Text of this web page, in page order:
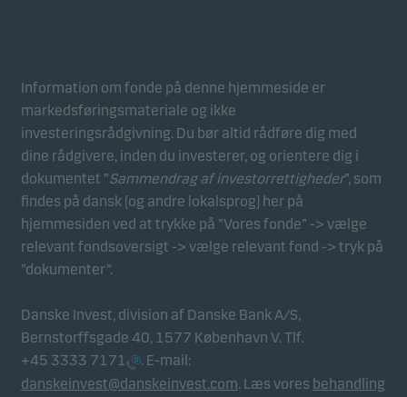
Information om fonde på denne hjemmeside er
markedsføringsmateriale og ikke
investeringsrådgivning. Du bør altid rådføre dig med
dine rådgivere, inden du investerer, og orientere dig i
dokumentet ”Sammendrag af investorrettigheder”, som
findes på dansk (og andre lokalsprog) her på
hjemmesiden ved at trykke på ”Vores fonde” -> vælge
relevant fondsoversigt -> vælge relevant fond -> tryk på
”dokumenter”.
Danske Invest, division af Danske Bank A/S,
Bernstorffsgade 40, 1577 København V. Tlf.
+45 3333 7171
. E-mail:
danskeinvest@danskeinvest.com. Læs vores behandling